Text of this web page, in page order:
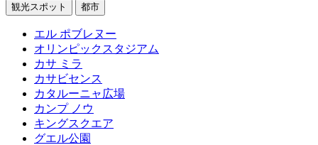
観光スポット 都市
エル ポブレヌー
オリンピックスタジアム
カサ ミラ
カサビセンス
カタルーニャ広場
カンプ ノウ
キングスクエア
グエル公園